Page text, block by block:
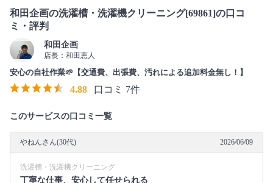
和田企画の洗濯槽・洗濯機クリーニング[69861]の口コ
ミ・評判
和田企画
店長：和田恵人
安心の自社作業🌱【交通費、出張費、汚れによる追加料金無し！】
4.88 口コミ 7件
このサービスの口コミ一覧
やねんさん(30代) 2026/06/09
洗濯槽・洗濯機クリーニング
丁寧な仕事、安心して任せられる